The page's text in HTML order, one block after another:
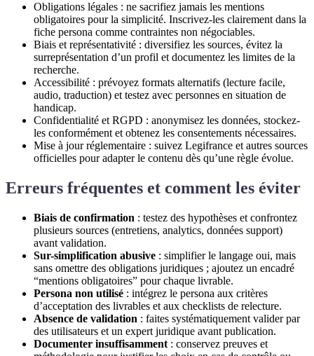
Obligations légales : ne sacrifiez jamais les mentions
obligatoires pour la simplicité. Inscrivez-les clairement dans la
fiche persona comme contraintes non négociables.
Biais et représentativité : diversifiez les sources, évitez la
surreprésentation d’un profil et documentez les limites de la
recherche.
Accessibilité : prévoyez formats alternatifs (lecture facile,
audio, traduction) et testez avec personnes en situation de
handicap.
Confidentialité et RGPD : anonymisez les données, stockez-
les conformément et obtenez les consentements nécessaires.
Mise à jour réglementaire : suivez Legifrance et autres sources
officielles pour adapter le contenu dès qu’une règle évolue.
Erreurs fréquentes et comment les éviter
Biais de confirmation : testez des hypothèses et confrontez
plusieurs sources (entretiens, analytics, données support)
avant validation.
Sur-simplification abusive : simplifier le langage oui, mais
sans omettre des obligations juridiques ; ajoutez un encadré
“mentions obligatoires” pour chaque livrable.
Persona non utilisé : intégrez le persona aux critères
d’acceptation des livrables et aux checklists de relecture.
Absence de validation : faites systématiquement valider par
des utilisateurs et un expert juridique avant publication.
Documenter insuffisamment : conservez preuves et